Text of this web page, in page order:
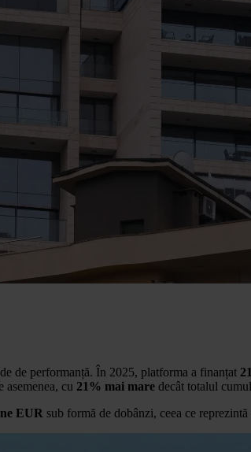
de performanță. În 2025, platforma a finanțat
cu 21% mai mare decât totalul
EUR sub formă de dobânzi, ceea ce reprezintă